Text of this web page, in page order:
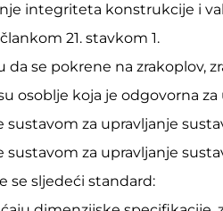
integriteta konstrukcije i
21. stavkom 1.
da se pokrene na zrakoplov,
osoblje koja je odgovorna
za upravljanje
za upravljanje
se sljedeći standard: